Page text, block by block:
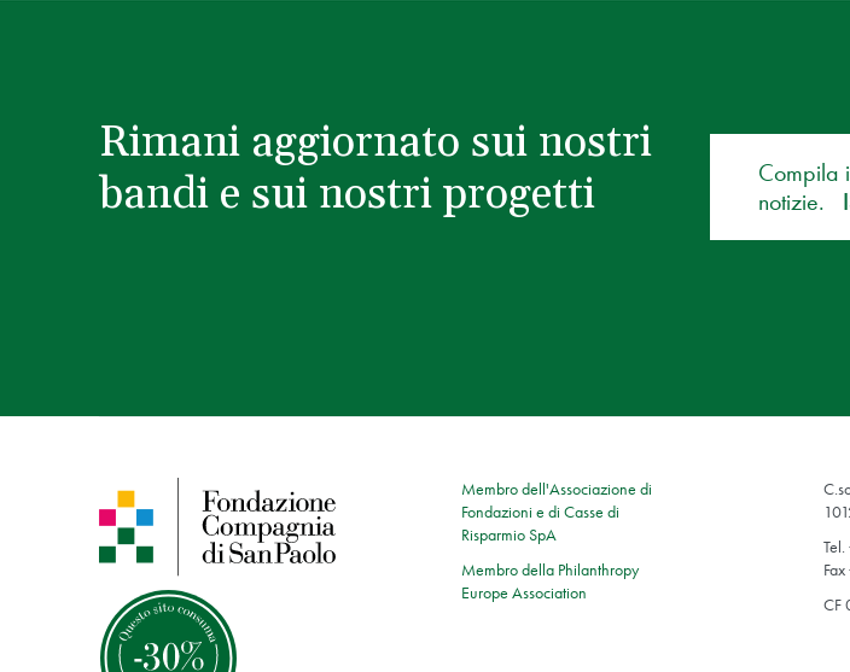
Rimani aggiornato sui nostri
bandi e sui nostri progetti
Compila
notizie.
Membro dell'Associazione di
Fondazioni e di Casse di
Risparmio SpA
Membro della Philanthropy
Europe Association
CF